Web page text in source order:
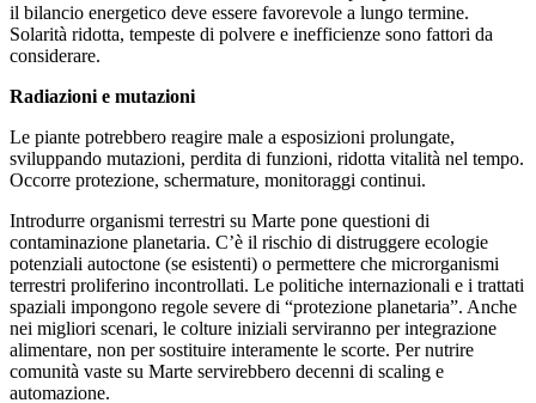
il bilancio energetico deve essere favorevole a lungo termine.
Solarità ridotta, tempeste di polvere e inefficienze sono fattori da
considerare.
Radiazioni e mutazioni
Le piante potrebbero reagire male a esposizioni prolungate,
sviluppando mutazioni, perdita di funzioni, ridotta vitalità nel tempo.
Occorre protezione, schermature, monitoraggi continui.
Introdurre organismi terrestri su Marte pone questioni di
contaminazione planetaria. C’è il rischio di distruggere ecologie
potenziali autoctone (se esistenti) o permettere che microrganismi
terrestri proliferino incontrollati. Le politiche internazionali e i trattati
spaziali impongono regole severe di “protezione planetaria”. Anche
nei migliori scenari, le colture iniziali serviranno per integrazione
alimentare, non per sostituire interamente le scorte. Per nutrire
comunità vaste su Marte servirebbero decenni di scaling e
automazione.